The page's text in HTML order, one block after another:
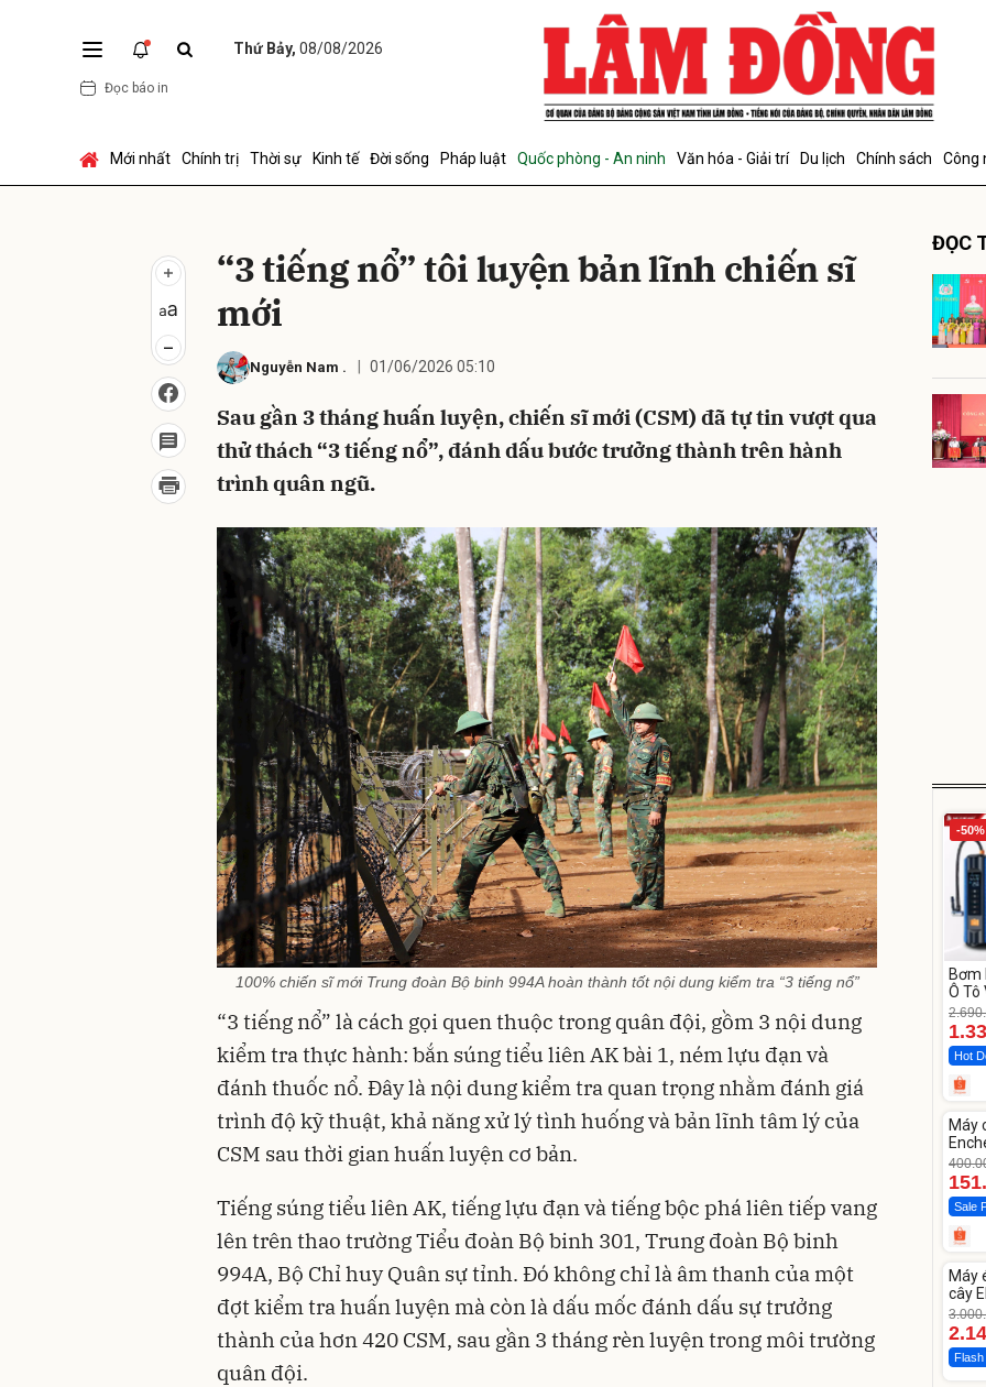
Thứ Bảy, 08/08/2026
Đọc báo in
Mới nhất Chính trị Thời sự Kinh tế Đời sống Pháp luật Quốc phòng - An ninh Văn hóa - Giải trí Du lịch Chính sách Công
“3 tiếng nổ” tôi luyện bản lĩnh chiến sĩ
mới
Nguyễn Nam . 01/06/2026 05:10
Sau gần 3 tháng huấn luyện, chiến sĩ mới (CSM) đã tự tin vượt qua
thử thách “3 tiếng nổ”, đánh dấu bước trưởng thành trên hành
trình quân ngũ.
100% chiến sĩ mới Trung đoàn Bộ binh 994A hoàn thành tốt nội dung kiểm tra “3 tiếng nổ”
“3 tiếng nổ” là cách gọi quen thuộc trong quân đội, gồm 3 nội dung
kiểm tra thực hành: bắn súng tiểu liên AK bài 1, ném lựu đạn và
đánh thuốc nổ. Đây là nội dung kiểm tra quan trọng nhằm đánh giá
trình độ kỹ thuật, khả năng xử lý tình huống và bản lĩnh tâm lý của
CSM sau thời gian huấn luyện cơ bản.
Tiếng súng tiểu liên AK, tiếng lựu đạn và tiếng bộc phá liên tiếp vang
lên trên thao trường Tiểu đoàn Bộ binh 301, Trung đoàn Bộ binh
994A, Bộ Chỉ huy Quân sự tỉnh. Đó không chỉ là âm thanh của một
đợt kiểm tra huấn luyện mà còn là dấu mốc đánh dấu sự trưởng
thành của hơn 420 CSM, sau gần 3 tháng rèn luyện trong môi trường
quân đội.
ĐỌC
-50%
Bơm
Ô Tô
Hot
-62%
Máy
dao
Sale
-28%
Máy
cây
Flash
Gửi bình luận